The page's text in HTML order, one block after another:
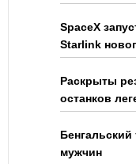
SpaceX
Starlink
Раскрыты
останков
мужчин